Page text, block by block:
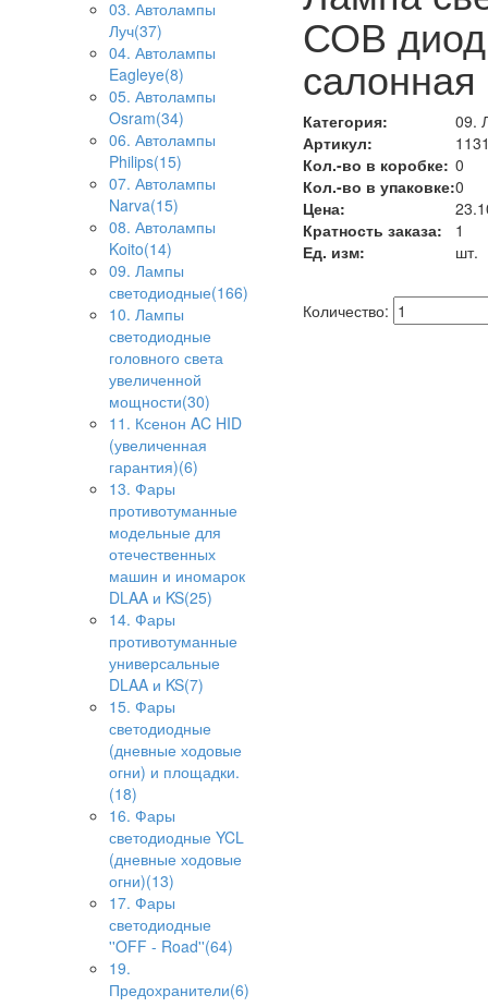
03. Автолампы
Луч(37)
04. Автолампы
Eagleye(8)
05. Автолампы
Osram(34)
06. Автолампы
Philips(15)
07. Автолампы
Narva(15)
08. Автолампы
Koito(14)
09. Лампы
светодиодные(166)
10. Лампы
светодиодные
головного света
увеличенной
мощности(30)
11. Ксенон AC HID
(увеличенная
гарантия)(6)
13. Фары
противотуманные
модельные для
отечественных
машин и иномарок
DLAA и KS(25)
14. Фары
противотуманные
универсальные
DLAA и KS(7)
15. Фары
светодиодные
(дневные ходовые
огни) и площадки.
(18)
16. Фары
светодиодные YCL
(дневные ходовые
огни)(13)
17. Фары
светодиодные
''OFF - Road''(64)
19.
Предохранители(6)
СОВ диод
Категория:
09.
Артикул:
Кол.-во в коробке: 0
Кол.-во в упаковке:0
Цена:
Кратность заказа:
1
Ед. изм:
шт.
Количество: